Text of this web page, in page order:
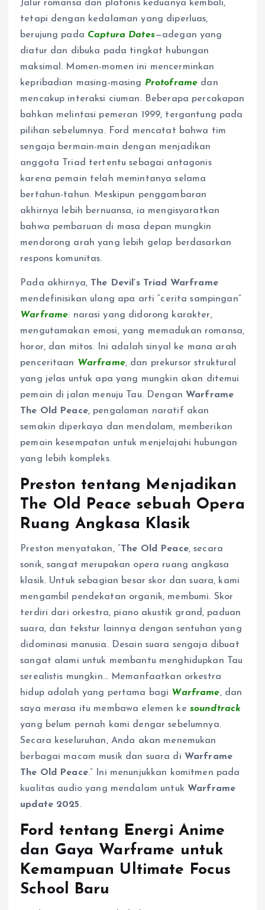
Jalur romansa dan platonis keduanya kembali,
tetapi dengan kedalaman yang diperluas,
berujung pada Captura Dates—adegan yang
diatur dan dibuka pada tingkat hubungan
maksimal. Momen-momen ini mencerminkan
kepribadian masing-masing Protoframe dan
mencakup interaksi ciuman. Beberapa percakapan
bahkan melintasi pemeran 1999, tergantung pada
pilihan sebelumnya. Ford mencatat bahwa tim
sengaja bermain-main dengan menjadikan
anggota Triad tertentu sebagai antagonis
karena pemain telah memintanya selama
bertahun-tahun. Meskipun penggambaran
akhirnya lebih bernuansa, ia mengisyaratkan
bahwa pembaruan di masa depan mungkin
mendorong arah yang lebih gelap berdasarkan
respons komunitas.
Pada akhirnya, The Devil’s Triad Warframe
mendefinisikan ulang apa arti “cerita sampingan”
Warframe: narasi yang didorong karakter,
mengutamakan emosi, yang memadukan romansa,
horor, dan mitos. Ini adalah sinyal ke mana arah
penceritaan Warframe, dan prekursor struktural
yang jelas untuk apa yang mungkin akan ditemui
pemain di jalan menuju Tau. Dengan Warframe
The Old Peace, pengalaman naratif akan
semakin diperkaya dan mendalam, memberikan
pemain kesempatan untuk menjelajahi hubungan
yang lebih kompleks.
Preston tentang Menjadikan
The Old Peace sebuah Opera
Ruang Angkasa Klasik
Preston menyatakan, “The Old Peace, secara
sonik, sangat merupakan opera ruang angkasa
klasik. Untuk sebagian besar skor dan suara, kami
mengambil pendekatan organik, membumi. Skor
terdiri dari orkestra, piano akustik grand, paduan
suara, dan tekstur lainnya dengan sentuhan yang
didominasi manusia. Desain suara sengaja dibuat
sangat alami untuk membantu menghidupkan Tau
serealistis mungkin… Memanfaatkan orkestra
hidup adalah yang pertama bagi Warframe, dan
saya merasa itu membawa elemen ke soundtrack
yang belum pernah kami dengar sebelumnya.
Secara keseluruhan, Anda akan menemukan
berbagai macam musik dan suara di Warframe
The Old Peace.” Ini menunjukkan komitmen pada
kualitas audio yang mendalam untuk Warframe
update 2025.
Ford tentang Energi Anime
dan Gaya Warframe untuk
Kemampuan Ultimate Focus
School Baru